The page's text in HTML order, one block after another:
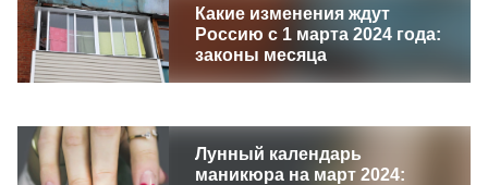
Какие изменения ждут
Россию с 1 марта 2024 года:
законы месяца
Лунный календарь
маникюра на март 2024: